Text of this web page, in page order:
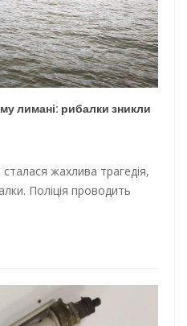
лимані: рибалки зникли
жахлива трагедія,
Поліція проводить